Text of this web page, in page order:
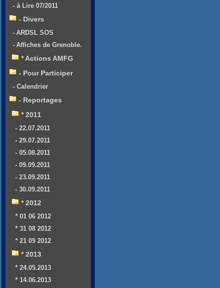
- à Lire 07/2011
- Divers
- ARDSL SOS
- Affiches de Grenoble.
* Actions AMFG
- Pour Participer
- Calendrier
- Reportages
* 2011
- 22.07.2011
- 29.07.2011
- 05.08.2011
- 09.09.2011
- 23.09.2011
- 30.09.2011
* 2012
* 01 06 2012
* 31 08 2012
* 21 09 2012
* 2013
* 24.05.2013
* 14.06.2013